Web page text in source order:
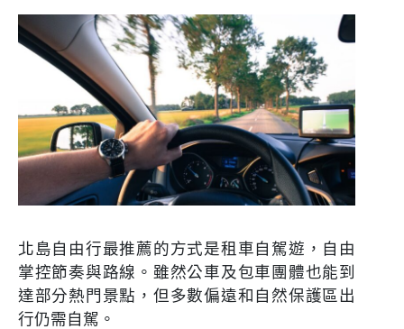
北島自由行最推薦的方式是租車自駕遊，自由
掌控節奏與路線。雖然公車及包車團體也能到
達部分熱門景點，但多數偏遠和自然保護區出
行仍需自駕。